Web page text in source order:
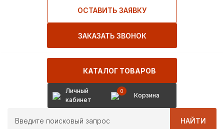
ОСТАВИТЬ ЗАЯВКУ
ЗАКАЗАТЬ ЗВОНОК
КАТАЛОГ ТОВАРОВ
НАЙТИ
Личный
кабинет
0
Корзина